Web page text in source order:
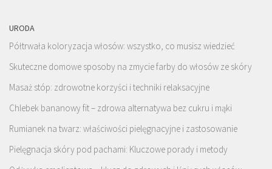
URODA
Półtrwała koloryzacja włosów: wszystko, co musisz wiedzieć
Skuteczne domowe sposoby na zmycie farby do włosów ze skóry
Masaż stóp: zdrowotne korzyści i techniki relaksacyjne
Chlebek bananowy fit – zdrowa alternatywa bez cukru i mąki
Rumianek na twarz: właściwości pielęgnacyjne i zastosowanie
Pielęgnacja skóry pod pachami: Kluczowe porady i metody